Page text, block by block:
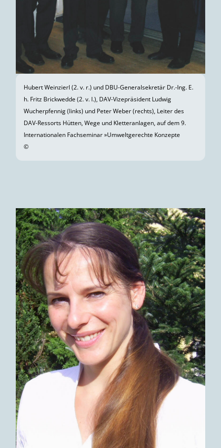
Hubert Weinzierl (2. v. r.) und DBU-Generalsekretär Dr.-Ing. E.
h. Fritz Brickwedde (2. v. l.), DAV-Vizepräsident Ludwig
Wucherpfennig (links) und Peter Weber (rechts), Leiter des
DAV-Ressorts Hütten, Wege und Kletteranlagen, auf dem 9.
Internationalen Fachseminar »Umwelt­gerechte Konzepte
©